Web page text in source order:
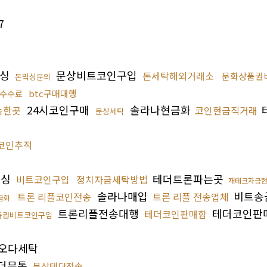
돈믹싱문의 문상비트코인구입 돈세탁해외거래소 문화상품권
수료 btc구매대행
곳 24시코인구매 문상세탁 솔라나현금화 코인현금직거래
인추적
비트코인구입 정치자금세탁방법 테더트론파는곳 재테크자금
화
트론 리플코인전송 솔라나매입 트론 리플 전송업체 비트
비트코인구입 트론리플전송대행 테더코인판매함 테더코인
다세탁